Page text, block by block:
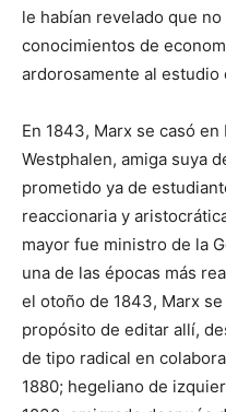
le habían revelado que
conocimientos de
ardorosamente al estudio
En 1843, Marx se casó
Westphalen, amiga suya
prometido ya de
reaccionaria y
mayor fue ministro de la
una de las épocas más
el otoño de 1843, Marx
propósito de editar allí,
de tipo radical en
1880; hegeliano de